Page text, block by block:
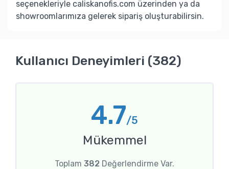
seçenekleriyle caliskanofis.com üzerinden ya da
showroomlarımıza gelerek sipariş oluşturabilirsin.
Kullanıcı Deneyimleri (382)
4.7/5
Mükemmel
Toplam 382 Değerlendirme Var.